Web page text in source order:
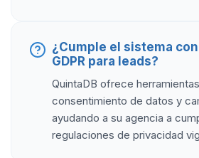
¿Cumple el sistema
GDPR para leads?
QuintaDB ofrece
consentimiento de datos y
ayudando a su agencia a
regulaciones de privacidad